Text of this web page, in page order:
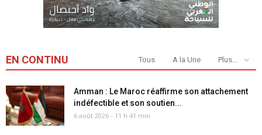
EN CONTINU Tous A la Une Plus...
Amman : Le Maroc réaffirme son attachement
indéfectible et son soutien...
6 août 2026 - 11 h 41 min